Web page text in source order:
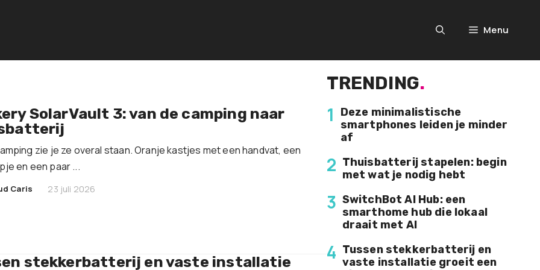
Menu
SolarVault 3: van de camping naar
zie je ze overal staan. Oranje kastjes met een handvat, een
en een paar ...
Caris 23 juli 2026
stekkerbatterij en vaste installatie
TRENDING.
1
Deze minimalistische
smartphones leiden je minder
af
2 Thuisbatterij stapelen: begin
met wat je nodig hebt
3 SwitchBot AI Hub: een
smarthome hub die lokaal
draait met AI
4 Tussen stekkerbatterij en
vaste installatie groeit een